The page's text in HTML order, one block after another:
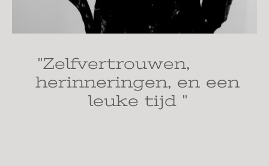
"Zelfvertrouwen,
herinneringen, en een
leuke tijd "